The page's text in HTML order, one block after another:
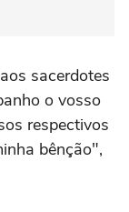
sacerdotes
o vosso
respectivos
bênção",